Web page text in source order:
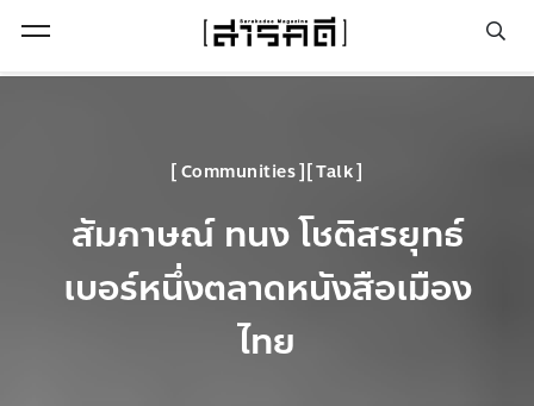
Communities Talk
สัมภาษณ์ ทนง โชติสรยุทธ์
เบอร์หนึ่งตลาดหนังสือเมือง
ไทย